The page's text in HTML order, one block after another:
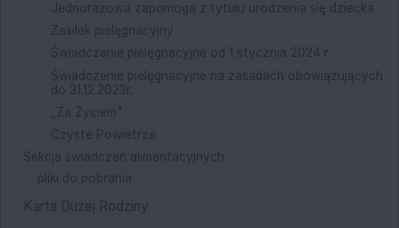
Jednorazowa zapomoga z tytułu urodzenia się dziecka
Zasiłek pielęgnacyjny
Świadczenie pielęgnacyjne od 1 stycznia 2024 r.
Świadczenie pielęgnacyjne na zasadach obowiązujących
do 31.12.2023r.
„Za Życiem"
Czyste Powietrze
Sekcja świadczeń alimentacyjnych
pliki do pobrania
Karta Dużej Rodziny